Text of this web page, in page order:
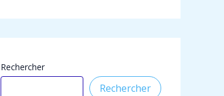
Rechercher
Rechercher